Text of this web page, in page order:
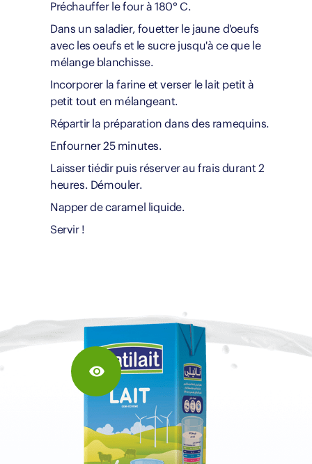
Préchauffer le four à 180° C.
Dans un saladier, fouetter le jaune d'oeufs
avec les oeufs et le sucre jusqu'à ce que le
mélange blanchisse.
Incorporer la farine et verser le lait petit à
petit tout en mélangeant.
Répartir la préparation dans des ramequins.
Enfourner 25 minutes.
Laisser tiédir puis réserver au frais durant 2
heures. Démouler.
Napper de caramel liquide.
Servir !